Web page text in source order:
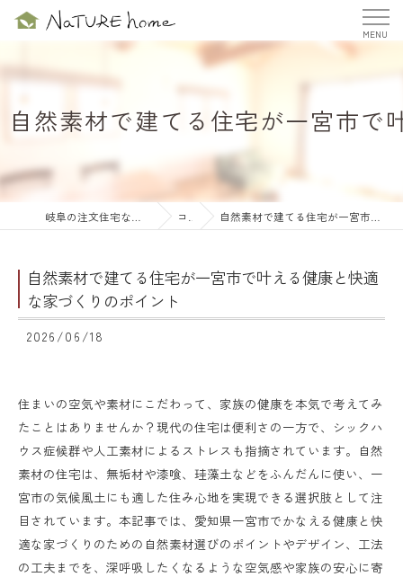
自然素材で建てる住宅が一宮市
コラム 自然素材で建てる住宅が一宮市で叶える健康と快適な家づくりのポイント
自然素材で建てる住宅が一宮市で叶える健康と快適
な家づくりのポイント
2026/06/18
住まいの空気や素材にこだわって、家族の健康を本気で考えてみ
たことはありませんか？現代の住宅は便利さの一方で、シックハ
ウス症候群や人工素材によるストレスも指摘されています。自然
素材の住宅は、無垢材や漆喰、珪藻土などをふんだんに使い、一
宮市の気候風土にも適した住み心地を実現できる選択肢として注
目されています。本記事では、愛知県一宮市でかなえる健康と快
適な家づくりのための自然素材選びのポイントやデザイン、工法
の工夫までを、深呼吸したくなるような空気感や家族の安心に寄